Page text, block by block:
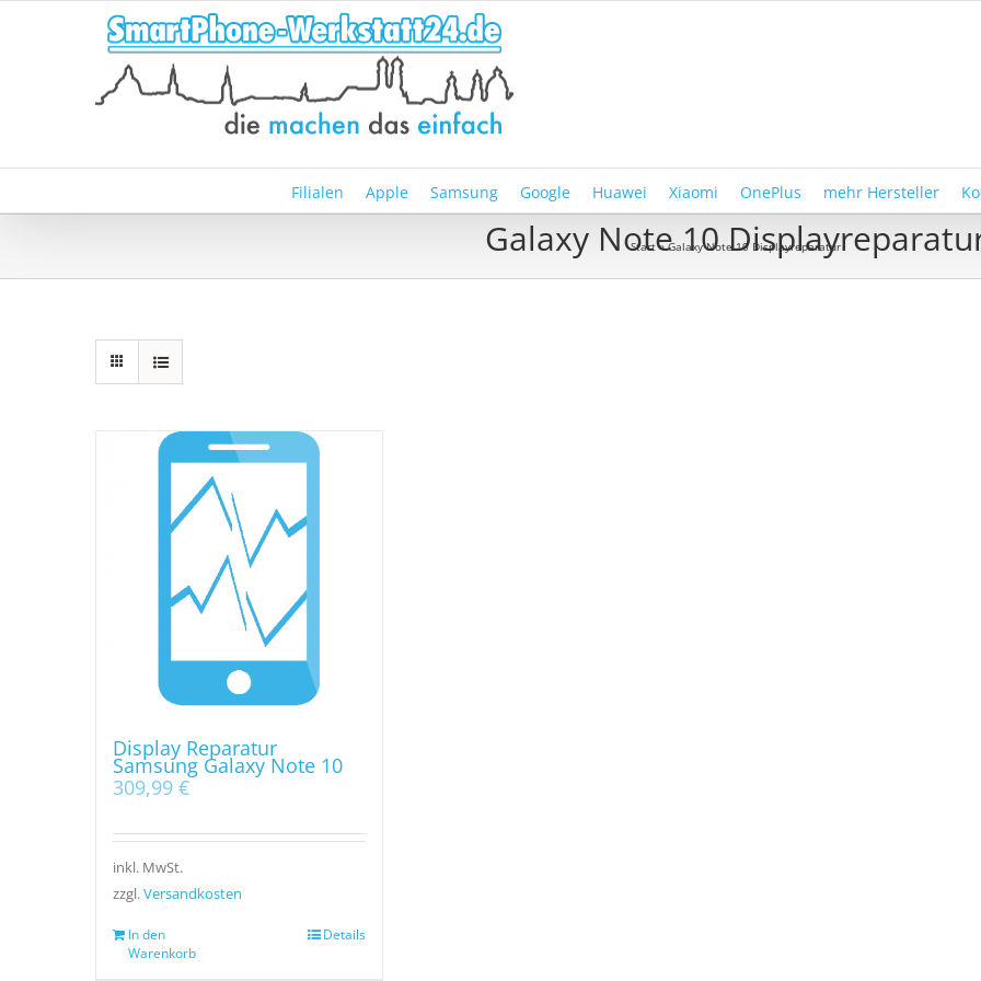
Filialen Apple Samsung Google Huawei Xiaomi OnePlus mehr Hersteller
Galaxy Note 10
Start»Galaxy Note 10 Displayreparatur
Display Reparatur
Samsung Galaxy Note 10
309,99 €
inkl. MwSt.
zzgl.Versandkosten
In den
Warenkorb
Details